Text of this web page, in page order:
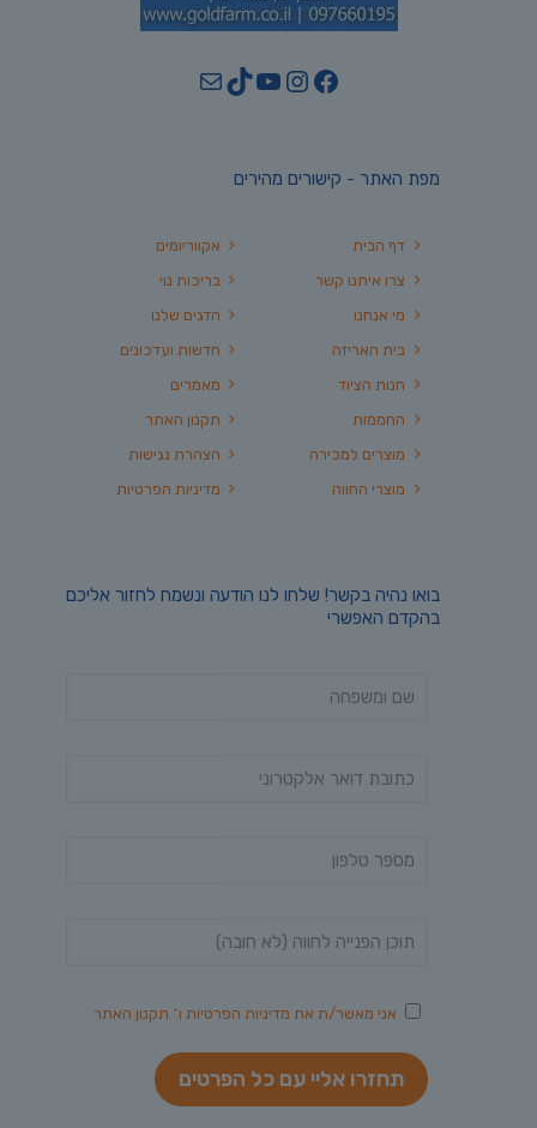
Facebook
Instagram
YouTube
TikTok
Mail
מפת האתר - קישורים מהירים
אקווריומים
בריכות נוי
הדגים שלנו
חדשות ועדכונים
מאמרים
תקנון האתר
הצהרת נגישות
מדיניות הפרטיות
דף הבית
צרו איתנו קשר
מי אנחנו
בית האריזה
חנות הציוד
החממות
מוצרים למכירה
מוצרי החווה
בואו נהיה בקשר! שלחו לנו הודעה ונשמח לחזור אליכם
בהקדם האפשרי
אני מאשר/ת את מדיניות הפרטיות ו־ תקנון האתר